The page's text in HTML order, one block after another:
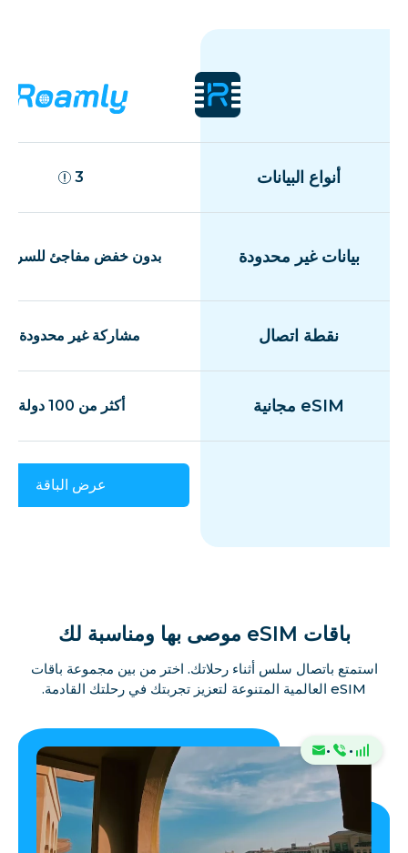
أنواع البيانات 3
بيانات غير محدودة بدون خفض مفاجئ
نقطة اتصال مشاركة غير محدودة
eSIM مجانية أكثر من 100 دولة
عرض الباقة
باقات eSIM موصى بها ومناسبة لك
استمتع باتصال سلس أثناء رحلاتك. اختر من بين مجموعة باقات
eSIM العالمية المتنوعة لتعزيز تجربتك في رحلتك القادمة.
·
·